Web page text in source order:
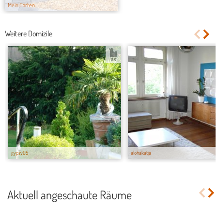
Mein Garten.
Weitere Domizile
gypsy05
0.8
alohakatja
Aktuell angeschaute Räume